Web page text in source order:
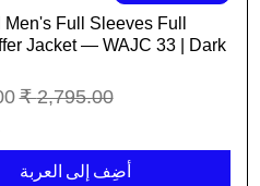
Full Sleeves Full
Jacket — WAJC 33 | Dark
سعر عادي‏2,795.00 ₹
‏2,150.00 ₹
أضِف إلى العربة